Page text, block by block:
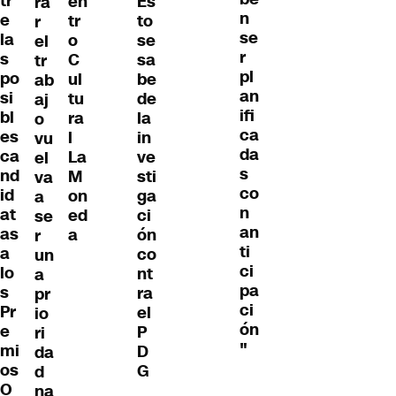
e
la
s
po
si
bl
es
ca
nd
id
at
as
a
lo
s
Pr
e
mi
os
O
r
el
tr
ab
aj
o
vu
el
va
a
se
r
un
a
pr
io
ri
da
d
tr
o
C
ul
tu
ra
l
La
M
on
ed
a
to
se
sa
be
de
la
in
ve
sti
ga
ci
ón
co
nt
ra
el
P
D
G
n
se
r
pl
an
ifi
ca
da
s
co
n
an
ti
ci
pa
ci
ón
"